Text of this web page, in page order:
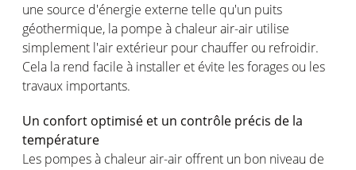
une source d'énergie externe telle qu'un puits
géothermique, la pompe à chaleur air-air utilise
simplement l'air extérieur pour chauffer ou refroidir.
Cela la rend facile à installer et évite les forages ou les
travaux importants.
Un confort optimisé et un contrôle précis de la
température
Les pompes à chaleur air-air offrent un bon niveau de